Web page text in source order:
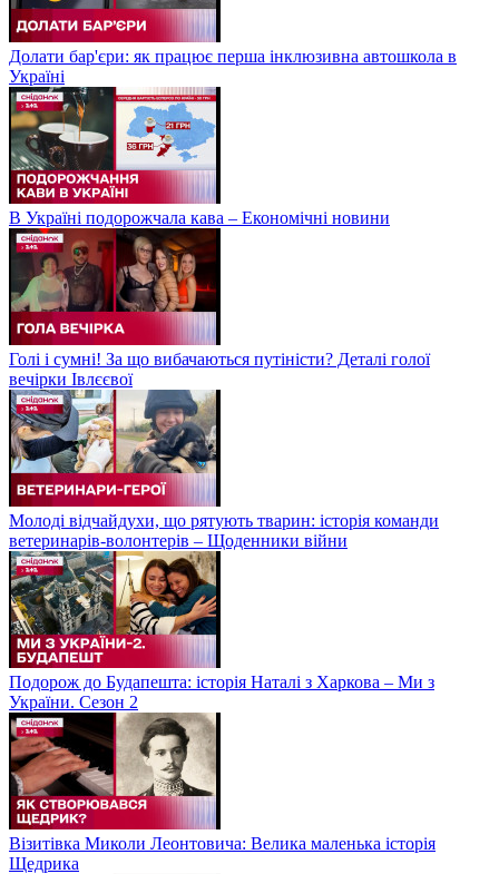
Долати бар'єри: як працює перша інклюзивна автошкола в
Україні
В Україні подорожчала кава – Економічні новини
Голі і сумні! За що вибачаються путіністи? Деталі голої
вечірки Івлєєвої
Молоді відчайдухи, що рятують тварин: історія команди
ветеринарів-волонтерів – Щоденники війни
Подорож до Будапешта: історія Наталі з Харкова – Ми з
України. Сезон 2
Візитівка Миколи Леонтовича: Велика маленька історія
Щедрика